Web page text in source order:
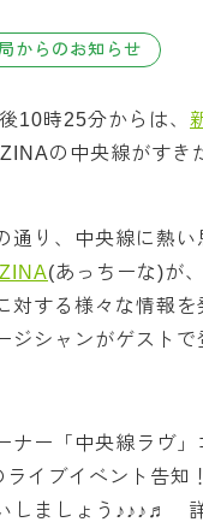
局からのお知らせ
10時25分からは、
の中央線がすき
通り、中央線に熱
(あっちーな)が
対する様々な情報を
ジシャンがゲストで
ナー「中央線ラヴ」
イブイベント告知
しましょう♪♪♪♬